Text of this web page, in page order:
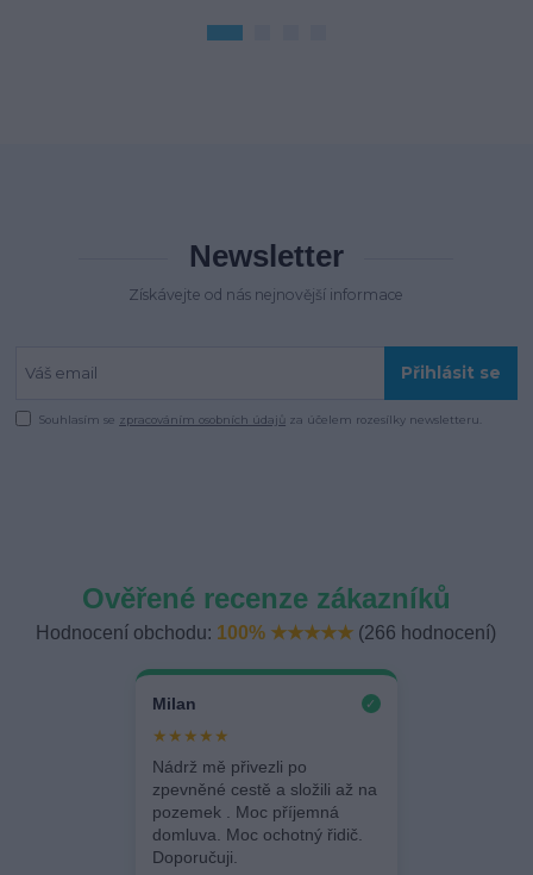
Newsletter
Získávejte od nás nejnovější informace
Přihlásit se
Souhlasím se zpracováním osobních údajů za účelem rozesílky newsletteru.
Ověřené recenze zákazníků
Hodnocení obchodu: 100% ★★★★★ (266 hodnocení)
Milan ✓
★★★★★
Nádrž mě přivezli po
zpevněné cestě a složili až na
pozemek . Moc příjemná
domluva. Moc ochotný řidič.
Doporučuji.